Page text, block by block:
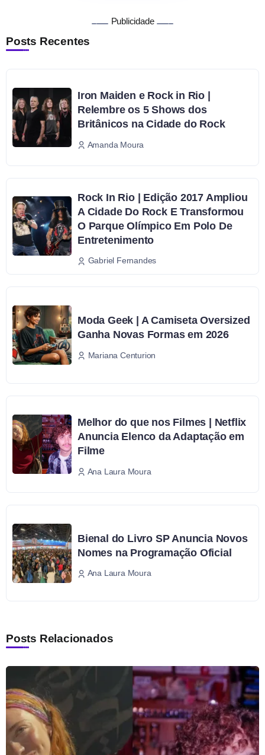
Publicidade
Posts Recentes
Iron Maiden e Rock in Rio |
Relembre os 5 Shows dos
Britânicos na Cidade do Rock
Amanda Moura
Rock In Rio | Edição 2017 Ampliou
A Cidade Do Rock E Transformou
O Parque Olímpico Em Polo De
Entretenimento
Gabriel Fernandes
Moda Geek | A Camiseta Oversized
Ganha Novas Formas em 2026
Mariana Centurion
Melhor do que nos Filmes | Netflix
Anuncia Elenco da Adaptação em
Filme
Ana Laura Moura
Bienal do Livro SP Anuncia Novos
Nomes na Programação Oficial
Ana Laura Moura
Posts Relacionados